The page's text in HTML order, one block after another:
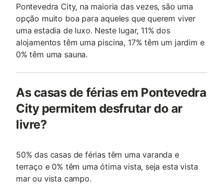
Pontevedra City, na maioria das vezes, são uma
opção muito boa para aqueles que querem viver
uma estadia de luxo. Neste lugar, 11% dos
alojamentos têm uma piscina, 17% têm um jardim e
0% têm uma sauna.
As casas de férias em Pontevedra
City permitem desfrutar do ar
livre?
50% das casas de férias têm uma varanda e
terraço e 0% têm uma ótima vista, seja esta vista
mar ou vista campo.